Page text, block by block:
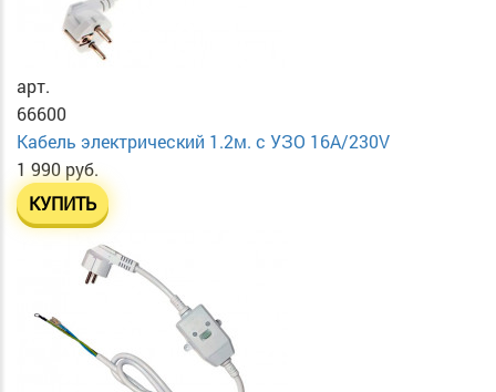
арт.
66600
Кабель электрический 1.2м. с УЗО 16А/230V
1 990 руб.
КУПИТЬ